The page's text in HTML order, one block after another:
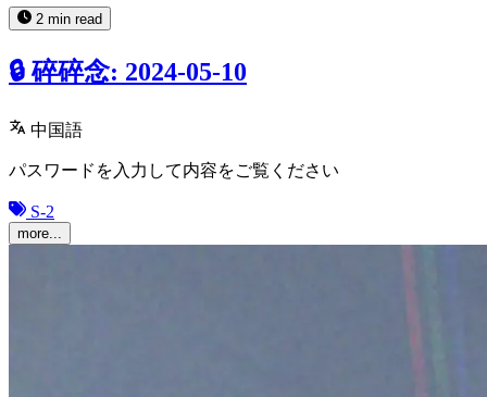
2 min read
🔒 碎碎念: 2024-05-10
中国語
パスワードを入力して内容をご覧ください
S-2
more...